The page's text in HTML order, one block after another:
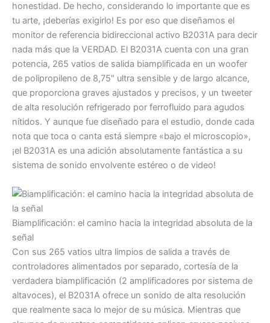
honestidad. De hecho, considerando lo importante que es
tu arte, ¡deberías exigirlo! Es por eso que diseñamos el
monitor de referencia bidireccional activo B2031A para decir
nada más que la VERDAD. El B2031A cuenta con una gran
potencia, 265 vatios de salida biamplificada en un woofer
de polipropileno de 8,75″ ultra sensible y de largo alcance,
que proporciona graves ajustados y precisos, y un tweeter
de alta resolución refrigerado por ferrofluido para agudos
nítidos. Y aunque fue diseñado para el estudio, donde cada
nota que toca o canta está siempre «bajo el microscopio»,
¡el B2031A es una adición absolutamente fantástica a su
sistema de sonido envolvente estéreo o de video!
Biamplificación: el camino hacia la integridad absoluta de la
señal
Con sus 265 vatios ultra limpios de salida a través de
controladores alimentados por separado, cortesía de la
verdadera biamplificación (2 amplificadores por sistema de
altavoces), el B2031A ofrece un sonido de alta resolución
que realmente saca lo mejor de su música. Mientras que